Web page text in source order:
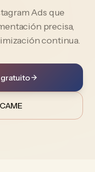
Ads que
precisa,
continua.